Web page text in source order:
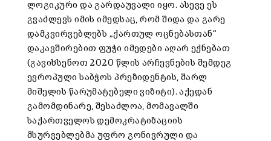
ლოგიკური და გარდაუვალი იყო. ასევე ეს
გვაძლევს იმის იმედსაც, რომ შიდა და გარე
დამკვირვებლებს „ქართულ ოცნებასთან“
დაკავშირებით ფუჭი იმედები აღარ ექნებათ
(გავიხსენოთ 2020 წლის არჩევნების შემდეგ
ევროპული საბჭოს პრეზიდენტის, შარლ
მიშელის წარუმატებელი ვიზიტი). აქედან
გამომდინარე, შესაძლოა, მომავალში
საქართველოს დემოკრატიზაციის
მსურვებლებმა უფრო გონივრული და